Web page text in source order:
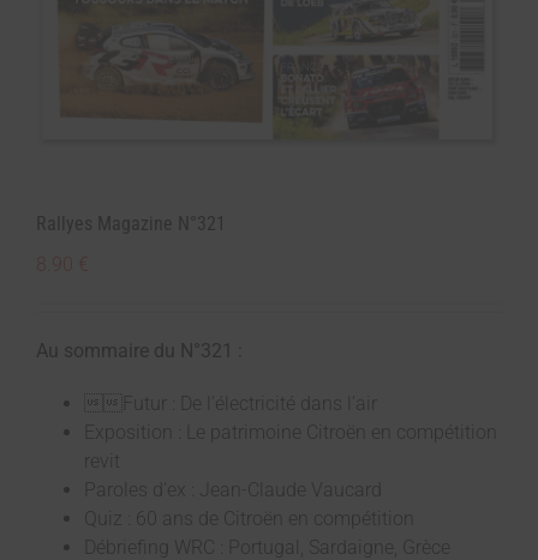
Rallyes Magazine N°321
Au sommaire du N°321 :
Futur : De l’électricité dans l’air
Exposition : Le patrimoine Citroën en compétition
revit
Paroles d’ex : Jean-Claude Vaucard
Quiz : 60 ans de Citroën en compétition
Débriefing WRC : Portugal, Sardaigne, Grèce